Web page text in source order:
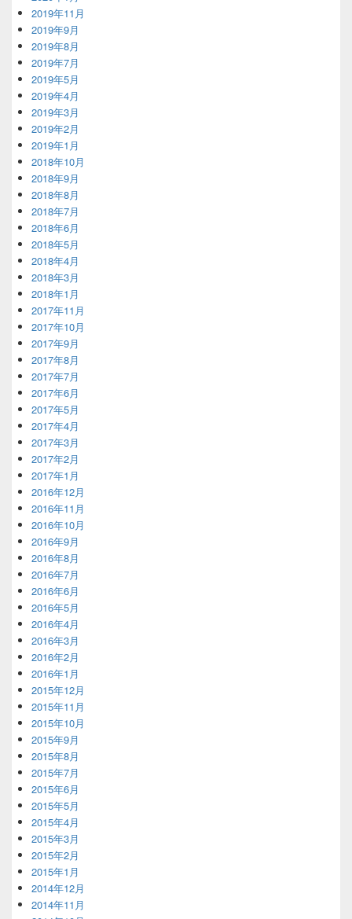
2019年11月
2019年9月
2019年8月
2019年7月
2019年5月
2019年4月
2019年3月
2019年2月
2019年1月
2018年10月
2018年9月
2018年8月
2018年7月
2018年6月
2018年5月
2018年4月
2018年3月
2018年1月
2017年11月
2017年10月
2017年9月
2017年8月
2017年7月
2017年6月
2017年5月
2017年4月
2017年3月
2017年2月
2017年1月
2016年12月
2016年11月
2016年10月
2016年9月
2016年8月
2016年7月
2016年6月
2016年5月
2016年4月
2016年3月
2016年2月
2016年1月
2015年12月
2015年11月
2015年10月
2015年9月
2015年8月
2015年7月
2015年6月
2015年5月
2015年4月
2015年3月
2015年2月
2015年1月
2014年12月
2014年11月